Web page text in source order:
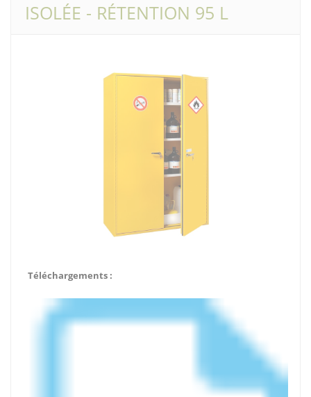
ISOLÉE - RÉTENTION 95 L
Téléchargements :